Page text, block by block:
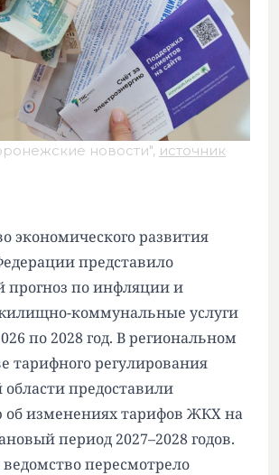
новости", источник
экономического развития
представило
прогноз по инфляции и
коммунальные услуги
по 2028 год. В региональном
тарифного регулирования
предоставили
изменениях тарифов ЖКХ на
период 2027–2028 годов.
пересмотрело